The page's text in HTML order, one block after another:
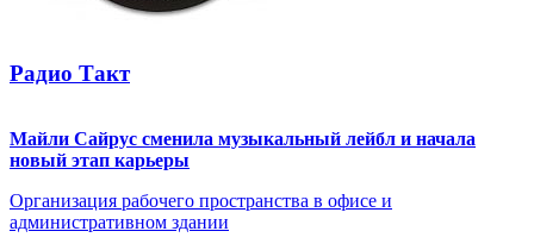
Радио Такт
Майли Сайрус сменила музыкальный лейбл и начала
новый этап карьеры
Организация рабочего пространства в офисе и
административном здании